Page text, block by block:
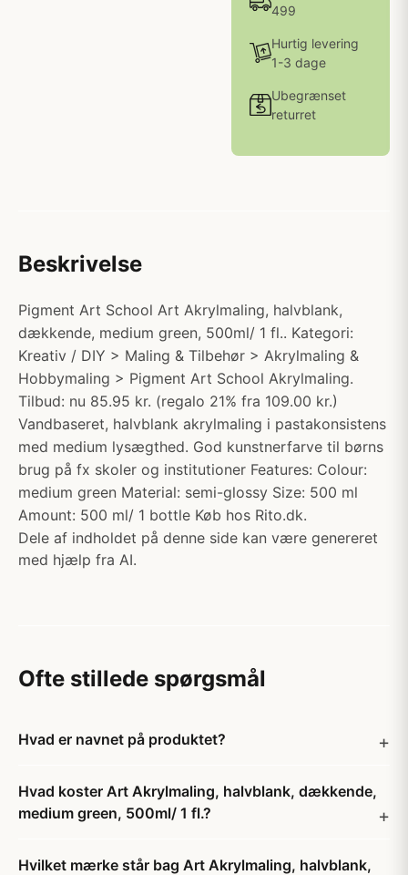
499
Hurtig levering
1-3 dage
Ubegrænset
returret
Beskrivelse
Pigment Art School Art Akrylmaling, halvblank,
dækkende, medium green, 500ml/ 1 fl.. Kategori:
Kreativ / DIY > Maling & Tilbehør > Akrylmaling &
Hobbymaling > Pigment Art School Akrylmaling.
Tilbud: nu 85.95 kr. (regalo 21% fra 109.00 kr.)
Vandbaseret, halvblank akrylmaling i pastakonsistens
med medium lysægthed. God kunstnerfarve til børns
brug på fx skoler og institutioner Features: Colour:
medium green Material: semi-glossy Size: 500 ml
Amount: 500 ml/ 1 bottle Køb hos Rito.dk.
Dele af indholdet på denne side kan være genereret
med hjælp fra AI.
Ofte stillede spørgsmål
Hvad er navnet på produktet?
Hvad koster Art Akrylmaling, halvblank, dækkende,
medium green, 500ml/ 1 fl.?
Hvilket mærke står bag Art Akrylmaling, halvblank,